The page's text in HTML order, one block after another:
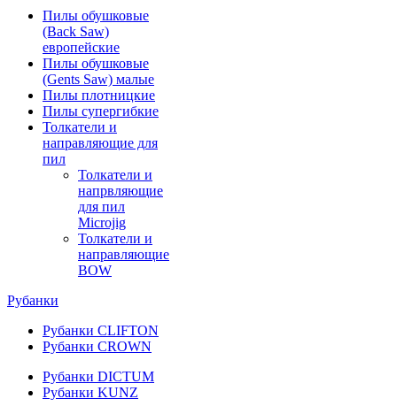
Пилы обушковые
(Back Saw)
европейские
Пилы обушковые
(Gents Saw) малые
Пилы плотницкие
Пилы супергибкие
Толкатели и
направляющие для
пил
Толкатели и
напрвляющие
для пил
Microjig
Толкатели и
направляющие
BOW
Рубанки
Рубанки CLIFTON
Рубанки CROWN
Рубанки DICTUM
Рубанки KUNZ